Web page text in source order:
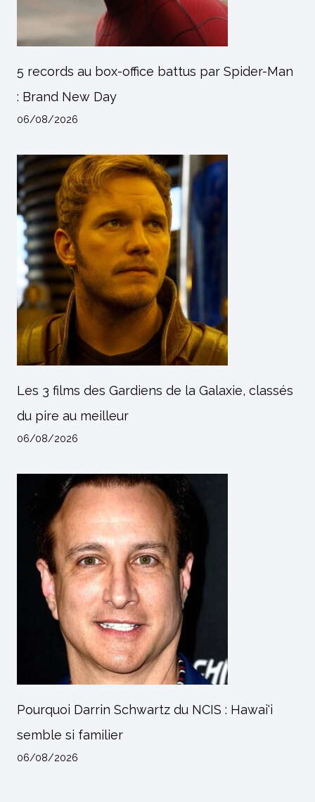
5 records au box-office battus par Spider-Man
: Brand New Day
06/08/2026
Les 3 films des Gardiens de la Galaxie, classés
du pire au meilleur
06/08/2026
Pourquoi Darrin Schwartz du NCIS : Hawai'i
semble si familier
06/08/2026